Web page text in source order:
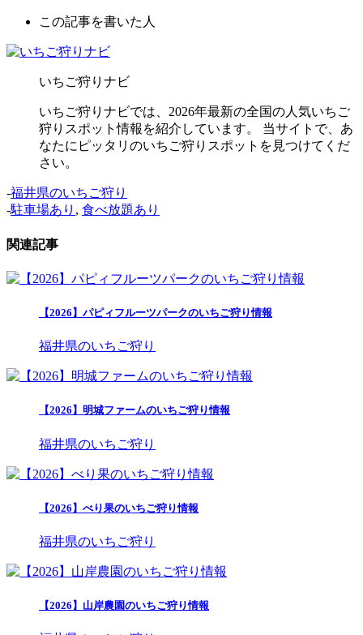
この記事を書いた人
いちご狩りナビ
いちご狩りナビでは、2026年最新の全国の人気いちご
狩りスポット情報を紹介しています。 当サイトで、あ
なたにピッタリのいちご狩りスポットを見つけてくだ
さい。
-福井県のいちご狩り
-駐車場あり , 食べ放題あり
関連記事
【2026】パピィフルーツパークのいちご狩り情報
福井県のいちご狩り
【2026】明城ファームのいちご狩り情報
福井県のいちご狩り
【2026】べり果のいちご狩り情報
福井県のいちご狩り
【2026】山岸農園のいちご狩り情報